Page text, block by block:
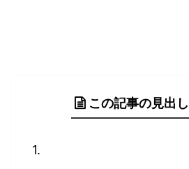
この記事の見出し